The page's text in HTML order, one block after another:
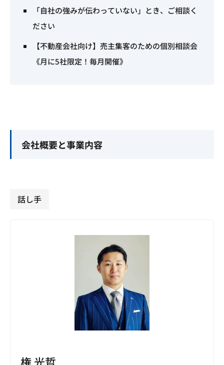
「自社の強みが伝わっていない」とき、ご相談く
ださい
【不動産会社向け】売主集客のための個別相談会
《月に5社限定！毎月開催》
会社概要と事業内容
話し手
権 光哲